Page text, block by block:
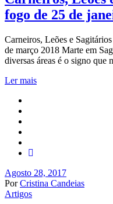
fogo de 25 de
Carneiros, Leões e
de março 2018 Marte em
diversas áreas é o signo que
Ler mais
Agosto 28, 2017
Por Cristina Candeias
Artigos